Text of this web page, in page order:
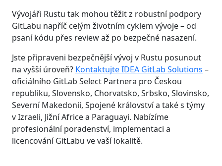
Vývojáři Rustu tak mohou těžit z robustní podpory
GitLabu napříč celým životním cyklem vývoje – od
psaní kódu přes review až po bezpečné nasazení.
Jste připraveni bezpečnější vývoj v Rustu posunout
na vyšší úroveň? Kontaktujte IDEA GitLab Solutions –
oficiálního GitLab Select Partnera pro Českou
republiku, Slovensko, Chorvatsko, Srbsko, Slovinsko,
Severní Makedonii, Spojené království a také s týmy
v Izraeli, Jižní Africe a Paraguayi. Nabízíme
profesionální poradenství, implementaci a
licencování GitLabu ve vaší lokalitě.